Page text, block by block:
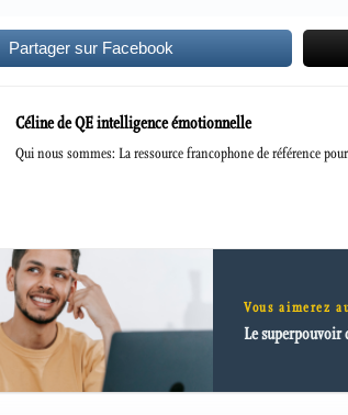
Partager sur Facebook
Céline de QE intelligence émotionnelle
Qui nous sommes: La ressource francophone de référence
Vous aimerez
Le superpouvoir